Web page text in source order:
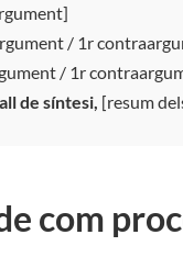
/ 1r
/ 1r
de síntesi, [resum
com